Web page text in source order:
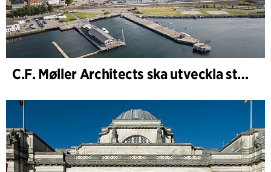
C.F. Møller Architects ska utveckla strategin för ”Knutepunkt Larvik och indre havn”